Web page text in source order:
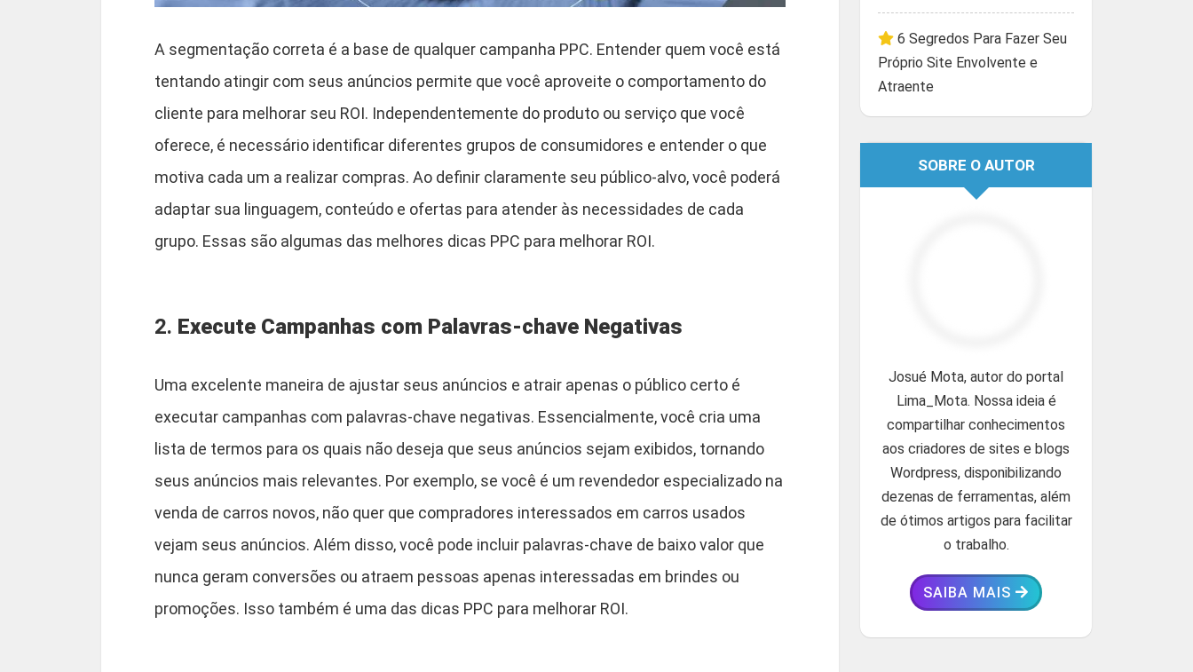
A segmentação correta é a base de qualquer campanha PPC. Entender quem você está
tentando atingir com seus anúncios permite que você aproveite o comportamento do
cliente para melhorar seu ROI. Independentemente do produto ou serviço que você
oferece, é necessário identificar diferentes grupos de consumidores e entender o que
motiva cada um a realizar compras. Ao definir claramente seu público-alvo, você poderá
adaptar sua linguagem, conteúdo e ofertas para atender às necessidades de cada
grupo. Essas são algumas das melhores dicas PPC para melhorar ROI.
2. Execute Campanhas com Palavras-chave Negativas
Uma excelente maneira de ajustar seus anúncios e atrair apenas o público certo é
executar campanhas com palavras-chave negativas. Essencialmente, você cria uma
lista de termos para os quais não deseja que seus anúncios sejam exibidos, tornando
seus anúncios mais relevantes. Por exemplo, se você é um revendedor especializado na
venda de carros novos, não quer que compradores interessados em carros usados
vejam seus anúncios. Além disso, você pode incluir palavras-chave de baixo valor que
nunca geram conversões ou atraem pessoas apenas interessadas em brindes ou
promoções. Isso também é uma das dicas PPC para melhorar ROI.
6 Segredos Para Fazer Seu
Próprio Site Envolvente e
Atraente
SOBRE O AUTOR
Josué Mota, autor do portal
Lima_Mota. Nossa ideia é
compartilhar conhecimentos
aos criadores de sites e blogs
Wordpress, disponibilizando
dezenas de ferramentas, além
de ótimos artigos para facilitar
o trabalho.
SAIBA MAIS